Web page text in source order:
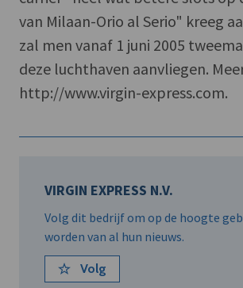
van Milaan-Orio al Serio" kreeg
zal men vanaf 1 juni 2005
deze luchthaven aanvliegen.
http://www.virgin-express.com.
VIRGIN EXPRESS N.V.
Volg dit bedrijf om op de hoogte
worden van al hun nieuws.
Volg